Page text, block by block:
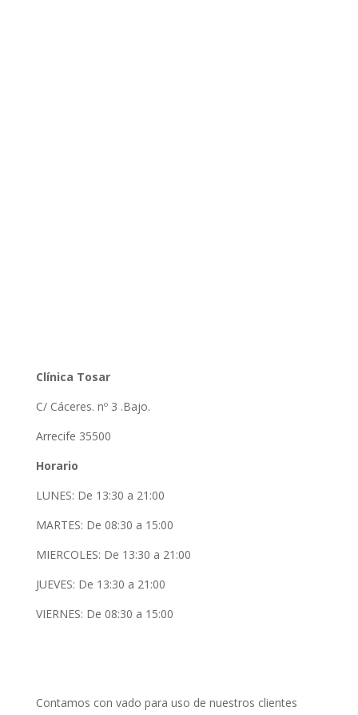
Clínica Tosar
C/ Cáceres. nº 3 .Bajo.
Arrecife 35500
Horario
LUNES: De 13:30 a 21:00
MARTES: De 08:30 a 15:00
MIERCOLES: De 13:30 a 21:00
JUEVES: De 13:30 a 21:00
VIERNES: De 08:30 a 15:00
Contamos con vado para uso de nuestros clientes